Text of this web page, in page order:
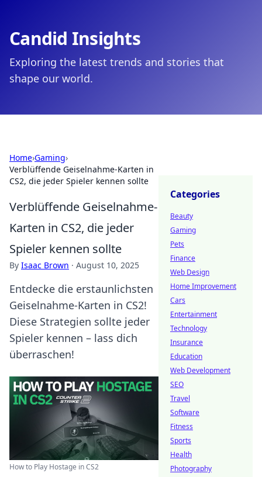
Candid Insights
Exploring the latest trends and stories that
shape our world.
Home›Gaming›
Verblüffende Geiselnahme-Karten in
CS2, die jeder Spieler kennen sollte
Verblüffende Geiselnahme-
Karten in CS2, die jeder
Spieler kennen sollte
By Isaac Brown · August 10, 2025
Entdecke die erstaunlichsten
Geiselnahme-Karten in CS2!
Diese Strategien sollte jeder
Spieler kennen – lass dich
überraschen!
How to Play Hostage in CS2
Categories
Beauty
Gaming
Pets
Finance
Web Design
Home Improvement
Cars
Entertainment
Technology
Insurance
Education
Web Development
SEO
Travel
Software
Fitness
Sports
Health
Photography